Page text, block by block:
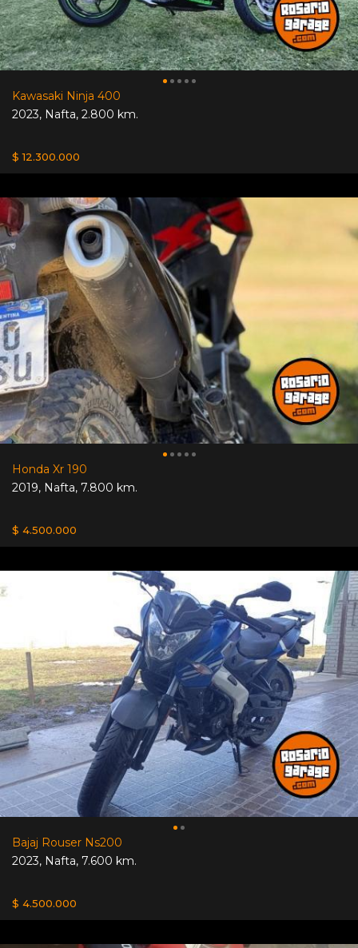
Kawasaki Ninja 400
2023, Nafta, 2.800 km.
$ 12.300.000
Honda Xr 190
2019, Nafta, 7.800 km.
$ 4.500.000
Bajaj Rouser Ns200
2023, Nafta, 7.600 km.
$ 4.500.000